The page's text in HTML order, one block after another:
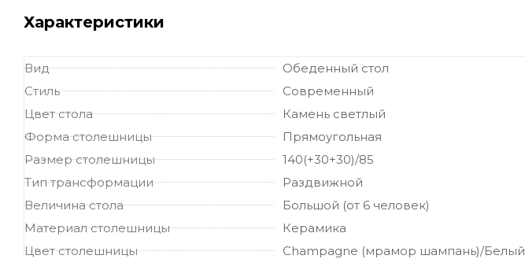
Характеристики
Вид
Обеденный стол
Стиль
Современный
Цвет стола
Камень светлый
Форма столешницы
Прямоугольная
Размер столешницы
140(+30+30)/85
Тип трансформации
Раздвижной
Величина стола
Большой (от 6 человек)
Материал столешницы
Керамика
Цвет столешницы
Champagne (мрамор шампань)/Белый